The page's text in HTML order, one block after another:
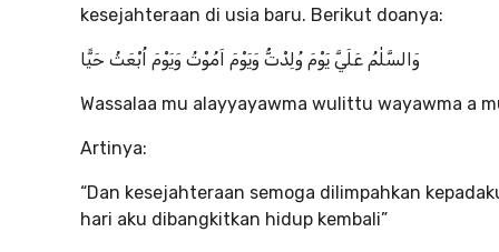
kesejahteraan di usia baru. Berikut doanya:
وَالسَّلٰمُ عَلَيَّ يَوْمَ وُلِدْتُّ وَيَوْمَ اَمُوْتُ وَيَوْمَ اُبْعَثُ حَيًّا
Wassalaa mu alayyayawma wulittu wayawma a
Artinya:
“Dan kesejahteraan semoga dilimpahkan
hari aku dibangkitkan hidup kembali”